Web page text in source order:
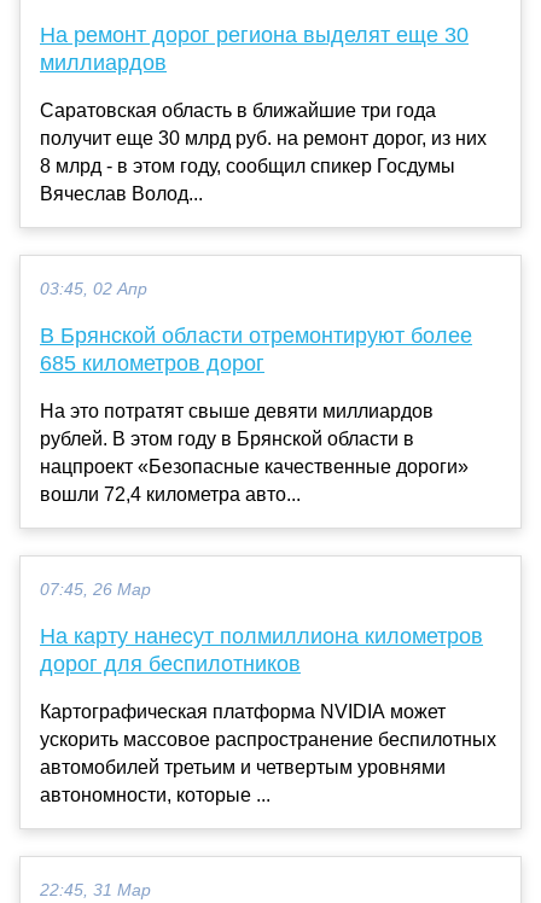
На ремонт дорог региона выделят еще 30
миллиардов
Саратовская область в ближайшие три года
получит еще 30 млрд руб. на ремонт дорог, из них
8 млрд - в этом году, сообщил спикер Госдумы
Вячеслав Волод...
03:45, 02 Апр
В Брянской области отремонтируют более
685 километров дорог
На это потратят свыше девяти миллиардов
рублей. В этом году в Брянской области в
нацпроект «Безопасные качественные дороги»
вошли 72,4 километра авто...
07:45, 26 Мар
На карту нанесут полмиллиона километров
дорог для беспилотников
Картографическая платформа NVIDIA может
ускорить массовое распространение беспилотных
автомобилей третьим и четвертым уровнями
автономности, которые ...
22:45, 31 Мар